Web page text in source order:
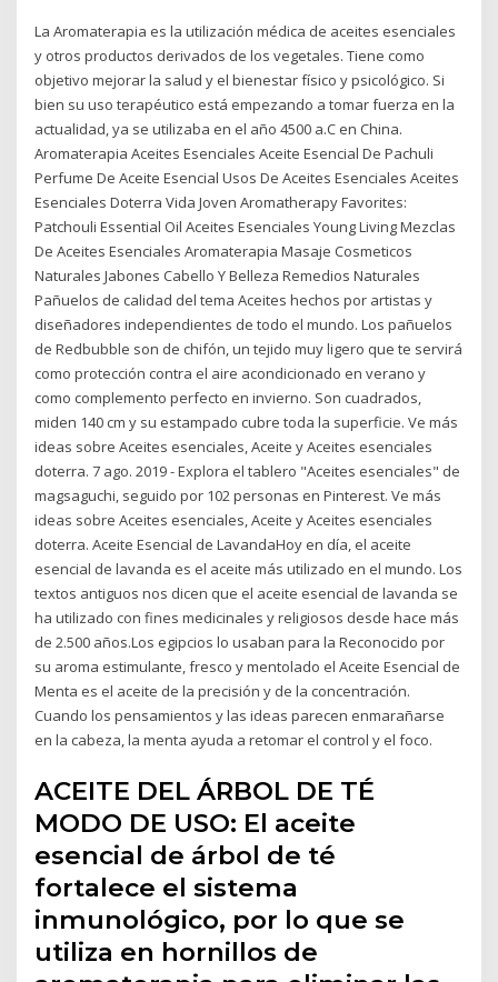
La Aromaterapia es la utilización médica de aceites esenciales
y otros productos derivados de los vegetales. Tiene como
objetivo mejorar la salud y el bienestar físico y psicológico. Si
bien su uso terapéutico está empezando a tomar fuerza en la
actualidad, ya se utilizaba en el año 4500 a.C en China.
Aromaterapia Aceites Esenciales Aceite Esencial De Pachuli
Perfume De Aceite Esencial Usos De Aceites Esenciales Aceites
Esenciales Doterra Vida Joven Aromatherapy Favorites:
Patchouli Essential Oil Aceites Esenciales Young Living Mezclas
De Aceites Esenciales Aromaterapia Masaje Cosmeticos
Naturales Jabones Cabello Y Belleza Remedios Naturales
Pañuelos de calidad del tema Aceites hechos por artistas y
diseñadores independientes de todo el mundo. Los pañuelos
de Redbubble son de chifón, un tejido muy ligero que te servirá
como protección contra el aire acondicionado en verano y
como complemento perfecto en invierno. Son cuadrados,
miden 140 cm y su estampado cubre toda la superficie. Ve más
ideas sobre Aceites esenciales, Aceite y Aceites esenciales
doterra. 7 ago. 2019 - Explora el tablero "Aceites esenciales" de
magsaguchi, seguido por 102 personas en Pinterest. Ve más
ideas sobre Aceites esenciales, Aceite y Aceites esenciales
doterra. Aceite Esencial de LavandaHoy en día, el aceite
esencial de lavanda es el aceite más utilizado en el mundo. Los
textos antiguos nos dicen que el aceite esencial de lavanda se
ha utilizado con fines medicinales y religiosos desde hace más
de 2.500 años.Los egipcios lo usaban para la Reconocido por
su aroma estimulante, fresco y mentolado el Aceite Esencial de
Menta es el aceite de la precisión y de la concentración.
Cuando los pensamientos y las ideas parecen enmarañarse
en la cabeza, la menta ayuda a retomar el control y el foco.
ACEITE DEL ÁRBOL DE TÉ
MODO DE USO: El aceite
esencial de árbol de té
fortalece el sistema
inmunológico, por lo que se
utiliza en hornillos de